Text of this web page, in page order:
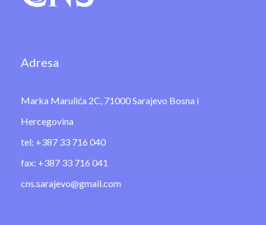
Adresa
Marka Marulića 2C, 71000 Sarajevo Bosna i
Hercegovina
tel: +387 33 716 040
fax: +387 33 716 041
cns.sarajevo@gmail.com